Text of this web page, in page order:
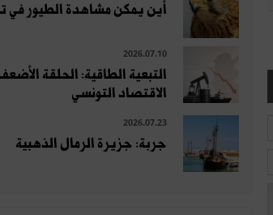
أين يمكن مشاهدة الطيور في
2026.07.10
التبعية الطاقية: الحلقة
الاقتصاد التونسي
2026.07.23
جربة: جزيرة الرمال الذهبية